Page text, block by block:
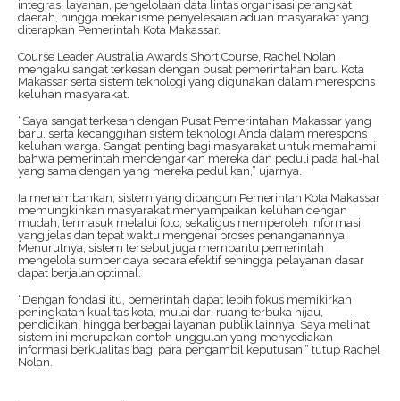
integrasi layanan, pengelolaan data lintas organisasi perangkat
daerah, hingga mekanisme penyelesaian aduan masyarakat yang
diterapkan Pemerintah Kota Makassar.
Course Leader Australia Awards Short Course, Rachel Nolan,
mengaku sangat terkesan dengan pusat pemerintahan baru Kota
Makassar serta sistem teknologi yang digunakan dalam merespons
keluhan masyarakat.
“Saya sangat terkesan dengan Pusat Pemerintahan Makassar yang
baru, serta kecanggihan sistem teknologi Anda dalam merespons
keluhan warga. Sangat penting bagi masyarakat untuk memahami
bahwa pemerintah mendengarkan mereka dan peduli pada hal-hal
yang sama dengan yang mereka pedulikan,” ujarnya.
Ia menambahkan, sistem yang dibangun Pemerintah Kota Makassar
memungkinkan masyarakat menyampaikan keluhan dengan
mudah, termasuk melalui foto, sekaligus memperoleh informasi
yang jelas dan tepat waktu mengenai proses penanganannya.
Menurutnya, sistem tersebut juga membantu pemerintah
mengelola sumber daya secara efektif sehingga pelayanan dasar
dapat berjalan optimal.
“Dengan fondasi itu, pemerintah dapat lebih fokus memikirkan
peningkatan kualitas kota, mulai dari ruang terbuka hijau,
pendidikan, hingga berbagai layanan publik lainnya. Saya melihat
sistem ini merupakan contoh unggulan yang menyediakan
informasi berkualitas bagi para pengambil keputusan,” tutup Rachel
Nolan.